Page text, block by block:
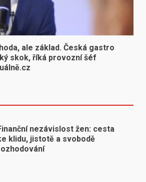
ale základ. Česká gastro
skok, říká provozní šéf
nezávislost žen: cesta
klidu, jistotě a svobodě